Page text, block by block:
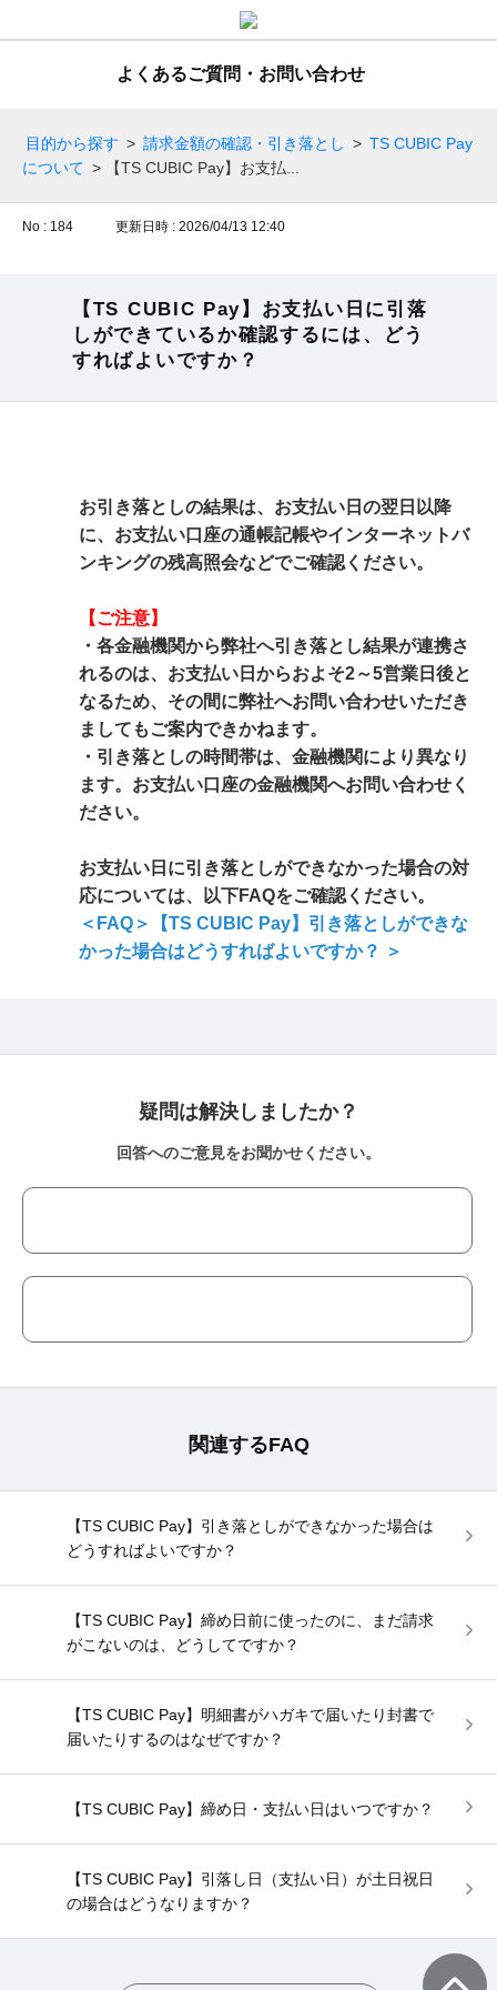
よくあるご質問・お問い合わせ
目的から探す > 請求金額の確認・引き落とし > TS CUBIC Pay
について > 【TS CUBIC Pay】お支払...
No : 184 更新日時 : 2026/04/13 12:40
【TS CUBIC Pay】お支払い日に引落
しができているか確認するには、どう
すればよいですか？
お引き落としの結果は、お支払い日の翌日以降
に、お支払い口座の通帳記帳やインターネットバ
ンキングの残高照会などでご確認ください。
【ご注意】
・各金融機関から弊社へ引き落とし結果が連携さ
れるのは、お支払い日からおよそ2～5営業日後と
なるため、その間に弊社へお問い合わせいただき
ましてもご案内できかねます。
・引き落としの時間帯は、金融機関により異なり
ます。お支払い口座の金融機関へお問い合わせく
ださい。
お支払い日に引き落としができなかった場合の対
応については、以下FAQをご確認ください。
＜FAQ＞【TS CUBIC Pay】引き落としができな
かった場合はどうすればよいですか？ ＞
疑問は解決しましたか？
回答へのご意見をお聞かせください。
関連するFAQ
【TS CUBIC Pay】引き落としができなかった場合は
どうすればよいですか？
【TS CUBIC Pay】締め日前に使ったのに、まだ請求
がこないのは、どうしてですか？
【TS CUBIC Pay】明細書がハガキで届いたり封書で
届いたりするのはなぜですか？
【TS CUBIC Pay】締め日・支払い日はいつですか？
【TS CUBIC Pay】引落し日（支払い日）が土日祝日
の場合はどうなりますか？